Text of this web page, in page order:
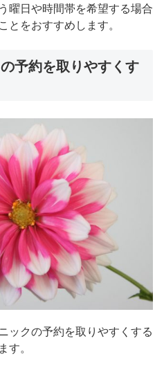
曜日や時間帯を希望する場合
とをおすすめします。
予約を取りやすくす
ックの予約を取りやすくする
す。